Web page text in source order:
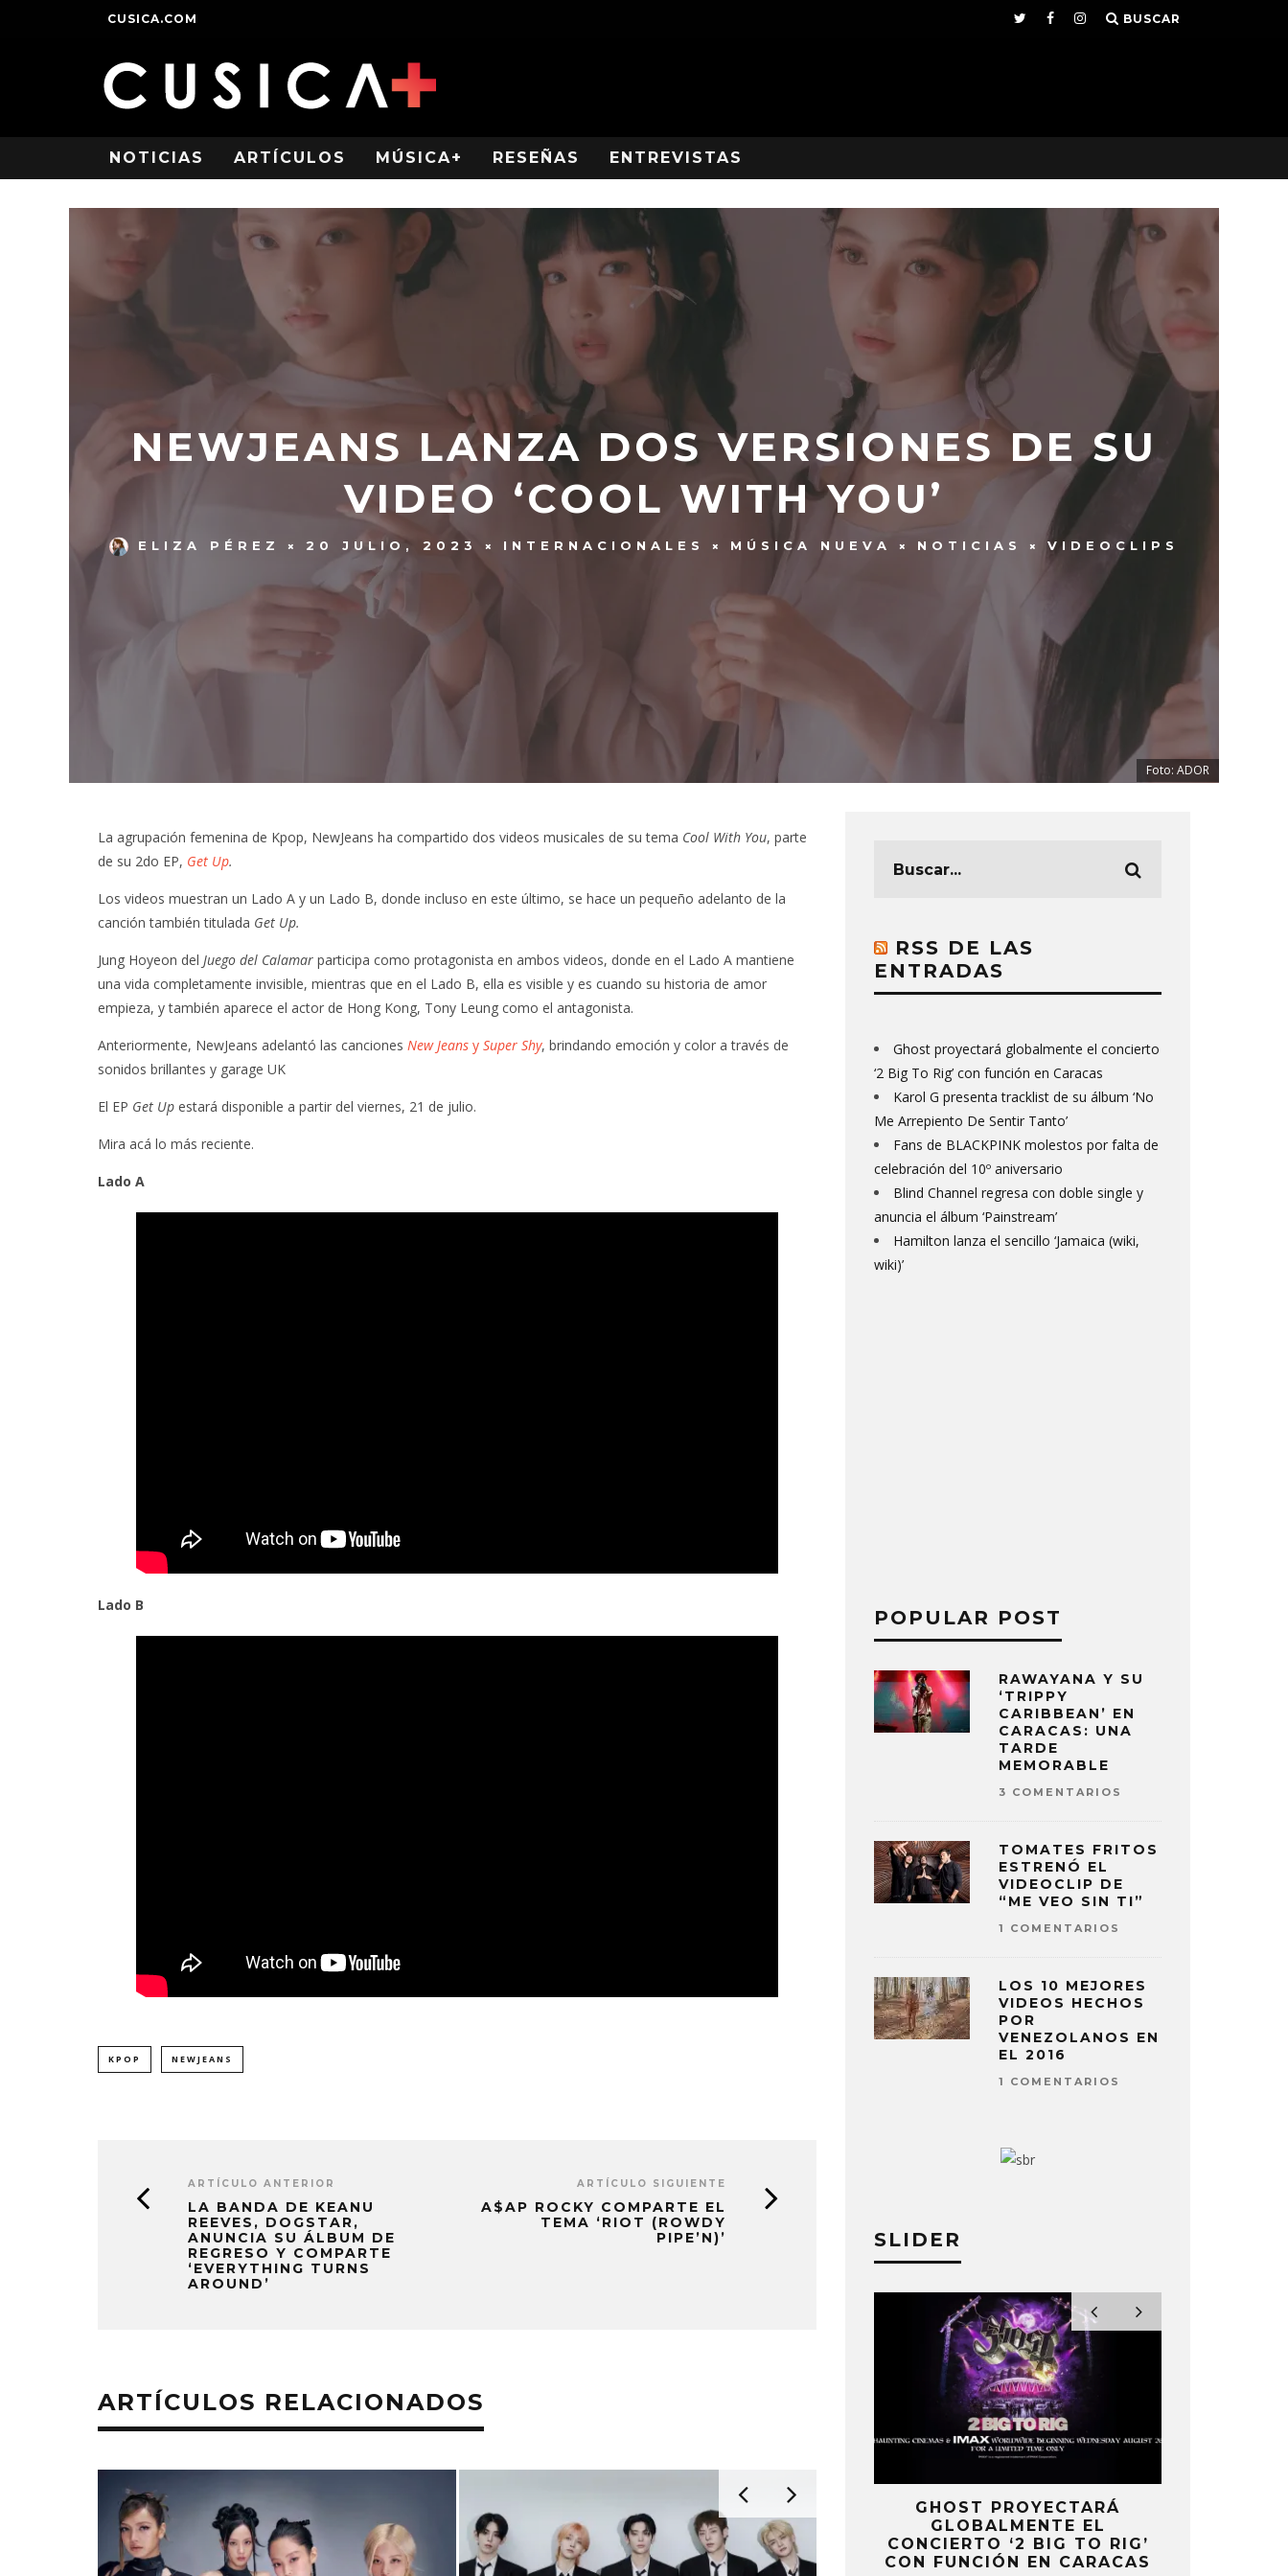
CUSICA.COM BUSCAR
NOTICIAS ARTÍCULOS MÚSICA+ RESEÑAS ENTREVISTAS
NEWJEANS LANZA DOS VERSIONES DE SU
VIDEO ‘COOL WITH YOU’
ELIZA PÉREZ 20 JULIO, 2023 INTERNACIONALES MÚSICA NUEVA NOTICIAS VIDEOCLIPS
Foto: ADOR
La agrupación femenina de Kpop, NewJeans ha compartido dos videos musicales de su tema Cool With You, parte
de su 2do EP, Get Up.
Los videos muestran un Lado A y un Lado B, donde incluso en este último, se hace un pequeño adelanto de la
canción también titulada Get Up.
Jung Hoyeon del Juego del Calamar participa como protagonista en ambos videos, donde en el Lado A mantiene
una vida completamente invisible, mientras que en el Lado B, ella es visible y es cuando su historia de amor
empieza, y también aparece el actor de Hong Kong, Tony Leung como el antagonista.
Anteriormente, NewJeans adelantó las canciones New Jeans y Super Shy, brindando emoción y color a través de
sonidos brillantes y garage UK
El EP Get Up estará disponible a partir del viernes, 21 de julio.
Mira acá lo más reciente.
Lado A
Lado B
KPOP NEWJEANS
ARTÍCULO ANTERIOR
LA BANDA DE KEANU
REEVES, DOGSTAR,
ANUNCIA SU ÁLBUM DE
REGRESO Y COMPARTE
‘EVERYTHING TURNS
AROUND’
ARTÍCULO SIGUIENTE
A$AP ROCKY COMPARTE EL
TEMA ‘RIOT (ROWDY
PIPE’N)’
ARTÍCULOS RELACIONADOS
RSS DE LAS
ENTRADAS
Ghost proyectará globalmente el concierto
‘2 Big To Rig’ con función en Caracas
Karol G presenta tracklist de su álbum ‘No
Me Arrepiento De Sentir Tanto’
Fans de BLACKPINK molestos por falta de
celebración del 10º aniversario
Blind Channel regresa con doble single y
anuncia el álbum ‘Painstream’
Hamilton lanza el sencillo ‘Jamaica (wiki,
wiki)’
POPULAR POST
RAWAYANA Y SU
‘TRIPPY
CARIBBEAN’ EN
CARACAS: UNA
TARDE
MEMORABLE
3 COMENTARIOS
TOMATES FRITOS
ESTRENÓ EL
VIDEOCLIP DE
“ME VEO SIN TI”
1 COMENTARIOS
LOS 10 MEJORES
VIDEOS HECHOS
POR
VENEZOLANOS EN
EL 2016
1 COMENTARIOS
SLIDER
EDGAR BAJO EL AGUA ABRE
UN NUEVO CAPÍTULO CON
‘CAMPO, PUERTA’
6 AGOSTO, 2026
GHOST PROYECTARÁ
GLOBALMENTE EL
CONCIERTO ‘2 BIG TO RIG’
CON FUNCIÓN EN CARACAS
KAROL G PRESENTA
TRACKLIST DE SU
‘NO ME ARREPIENTO DE
SENTIR TANTO’